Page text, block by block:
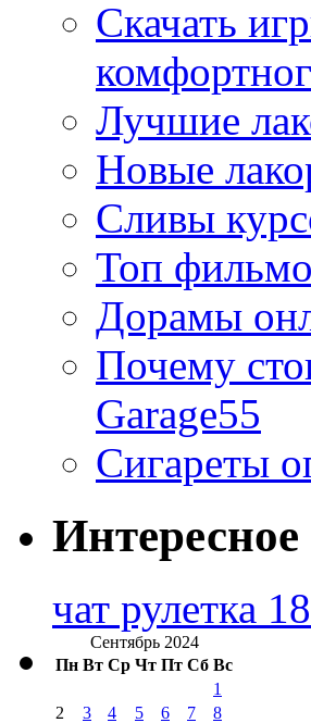
Скачать
Лучшие
Новые
Сливы
Топ
Дорамы
Почему
Garage55
Сигареты
Интересное
чат рулетка
Сентябрь 2024
Пн Вт Ср Чт Пт Сб Вс
1
2
3 4 5 6 7
8